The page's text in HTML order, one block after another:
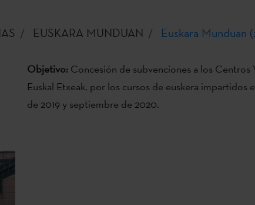
EUSKARA MUNDUAN Euskara Munduan
Objetivo: Concesión de subvenciones a los Centros
Euskal Etxeak, por los cursos de euskera impartidos
de 2019 y septiembre de 2020.